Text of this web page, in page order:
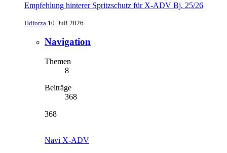
Empfehlung hinterer Spritzschutz für X-ADV Bj. 25/26
Hdforza 10. Juli 2026
Navigation
Themen
8
Beiträge
368
368
Navi X-ADV